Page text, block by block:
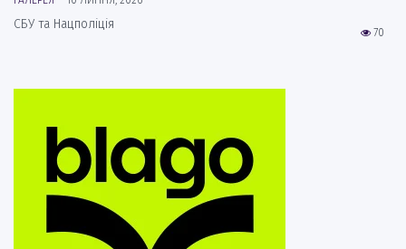
70
СБУ та Нацполіція